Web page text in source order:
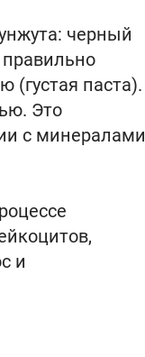
черный
(густая паста).
Это
с минералами
и